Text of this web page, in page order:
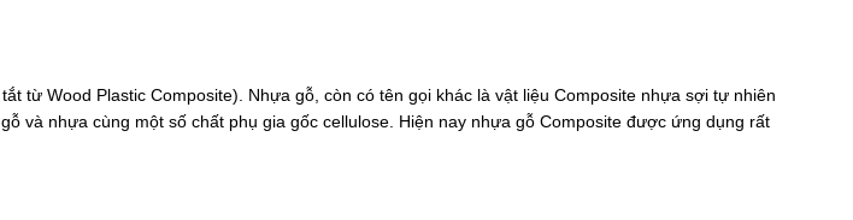
từ Wood Plastic Composite). Nhựa gỗ, còn có tên gọi khác là vật liệu Composite nhựa sợi tự nhiên
và nhựa cùng một số chất phụ gia gốc cellulose. Hiện nay nhựa gỗ Composite được ứng dụng rất